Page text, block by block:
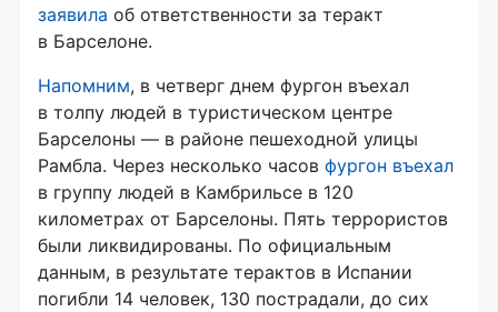
заявила об ответственности за теракт
в Барселоне.
Напомним, в четверг днем фургон въехал
в толпу людей в туристическом центре
Барселоны — в районе пешеходной улицы
Рамбла. Через несколько часов фургон въехал
в группу людей в Камбрильсе в 120
километрах от Барселоны. Пять террористов
были ликвидированы. По официальным
данным, в результате терактов в Испании
погибли 14 человек, 130 пострадали, до сих